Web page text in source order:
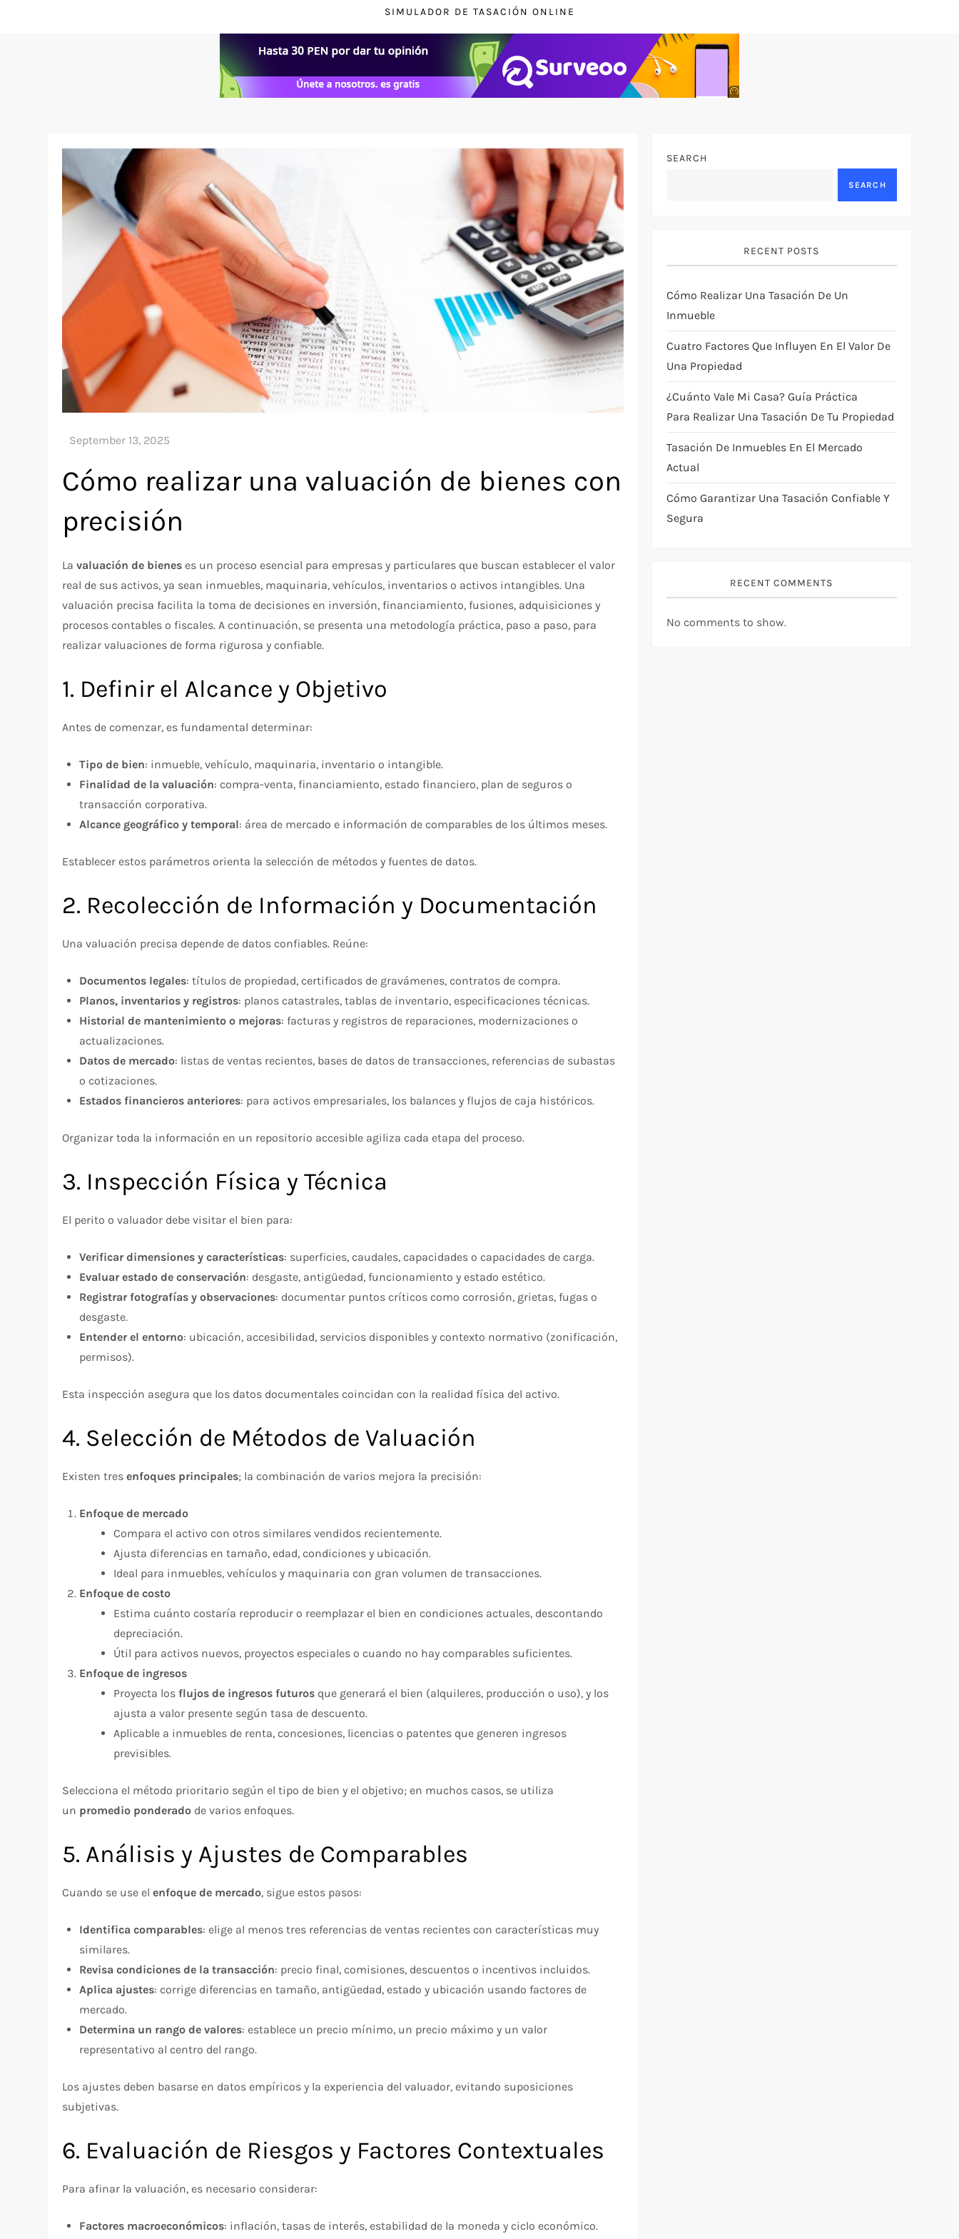
SIMULADOR DE TASACIÓN ONLINE
Cómo realizar una valuación de bienes con
precisión
Lavaluación de bienes es un proceso esencial para empresas y particulares que buscan establecer el valor
real de sus activos, ya sean inmuebles, maquinaria, vehículos, inventarios o activos intangibles. Una
valuación precisa facilita la toma de decisiones en inversión, financiamiento, fusiones, adquisiciones y
procesos contables o fiscales. A continuación, se presenta una metodología práctica, paso a paso, para
realizar valuaciones de forma rigurosa y confiable.
1. Definir el Alcance y Objetivo
Antes de comenzar, es fundamental determinar:
Tipo de bien: inmueble, vehículo, maquinaria, inventario o intangible.
Finalidad de la valuación: compra-venta, financiamiento, estado financiero, plan de seguros o
transacción corporativa.
Alcance geográfico y temporal: área de mercado e información de comparables de los últimos meses.
Establecer estos parámetros orienta la selección de métodos y fuentes de datos.
2. Recolección de Información y Documentación
Una valuación precisa depende de datos confiables. Reúne:
Documentos legales: títulos de propiedad, certificados de gravámenes, contratos de compra.
Planos, inventarios y registros: planos catastrales, tablas de inventario, especificaciones técnicas.
Historial de mantenimiento o mejoras: facturas y registros de reparaciones, modernizaciones o
actualizaciones.
Datos de mercado: listas de ventas recientes, bases de datos de transacciones, referencias de subastas
o cotizaciones.
Estados financieros anteriores: para activos empresariales, los balances y flujos de caja históricos.
Organizar toda la información en un repositorio accesible agiliza cada etapa del proceso.
3. Inspección Física y Técnica
El perito o valuador debe visitar el bien para:
Verificar dimensiones y características: superficies, caudales, capacidades o capacidades de carga.
Evaluar estado de conservación: desgaste, antigüedad, funcionamiento y estado estético.
Registrar fotografías y observaciones: documentar puntos críticos como corrosión, grietas, fugas o
desgaste.
Entender el entorno: ubicación, accesibilidad, servicios disponibles y contexto normativo (zonificación,
permisos).
Esta inspección asegura que los datos documentales coincidan con la realidad física del activo.
4. Selección de Métodos de Valuación
Existen tresenfoques principales; la combinación de varios mejora la precisión:
Enfoque de mercado
Compara el activo con otros similares vendidos recientemente.
Ajusta diferencias en tamaño, edad, condiciones y ubicación.
Ideal para inmuebles, vehículos y maquinaria con gran volumen de transacciones.
Enfoque de costo
Estima cuánto costaría reproducir o reemplazar el bien en condiciones actuales, descontando
depreciación.
Útil para activos nuevos, proyectos especiales o cuando no hay comparables suficientes.
Enfoque de ingresos
Proyecta losflujos de ingresos futuros que generará el bien (alquileres, producción o uso), y los
ajusta a valor presente según tasa de descuento.
Aplicable a inmuebles de renta, concesiones, licencias o patentes que generen ingresos
previsibles.
Selecciona el método prioritario según el tipo de bien y el objetivo; en muchos casos, se utiliza
un promedio ponderado de varios enfoques.
5. Análisis y Ajustes de Comparables
Cuando se use elenfoque de mercado, sigue estos pasos:
Identifica comparables: elige al menos tres referencias de ventas recientes con características muy
similares.
Revisa condiciones de la transacción: precio final, comisiones, descuentos o incentivos incluidos.
Aplica ajustes: corrige diferencias en tamaño, antigüedad, estado y ubicación usando factores de
mercado.
Determina un rango de valores: establece un precio mínimo, un precio máximo y un valor
representativo al centro del rango.
Los ajustes deben basarse en datos empíricos y la experiencia del valuador, evitando suposiciones
subjetivas.
6. Evaluación de Riesgos y Factores Contextuales
Para afinar la valuación, es necesario considerar:
Factores macroeconómicos: inflación, tasas de interés, estabilidad de la moneda y ciclo económico.
SEARCH
SEARCH
RECENT POSTS
Cómo Realizar Una Tasación De Un
Inmueble
Cuatro Factores Que Influyen En El Valor De
Una Propiedad
¿Cuánto Vale Mi Casa? Guía Práctica
Para Realizar Una Tasación De Tu Propiedad
Tasación De Inmuebles En El Mercado
Actual
Cómo Garantizar Una Tasación Confiable Y
Segura
RECENT COMMENTS
No comments to show.